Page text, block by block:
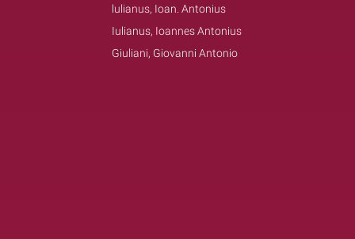
lulianus, Ioan. Antonius
Iulianus, Ioannes Antonius
Giuliani, Giovanni Antonio